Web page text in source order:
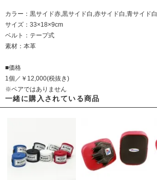
カラー：黒サイド赤,黒サイド白,赤サイド白,青サイド白
サイズ：33×18×9cm
ベルト：テープ式
素材：本革
■価格
1個／￥12,000(税抜き)
※ペアではありません
一緒に購入されている商品